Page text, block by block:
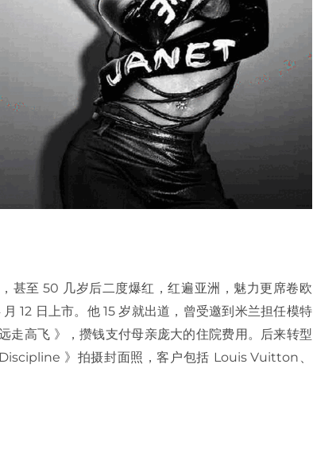
甚至 50 几岁后二度爆红，红遍亚洲，魅力更席卷欧
12 日上市。他 15 岁就出道，曾受邀到米兰担任模特
走高飞 》，攒钱支付母亲庞大的住院费用。后来转型
》拍摄封面照，客户包括 Louis Vuitton、